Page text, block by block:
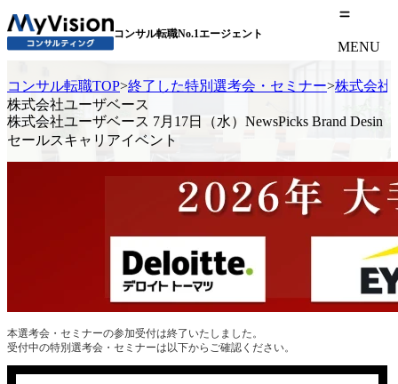
コンサル転職No.1エージェント
MENU
コンサル転職TOP>終了した特別選考会・セミナー>株式会社
株式会社ユーザベース
株式会社ユーザベース 7月17日（水）NewsPicks Brand Desin
セールスキャリアイベント
本選考会・セミナーの参加受付は終了いたしました。
受付中の特別選考会・セミナーは以下からご確認ください。